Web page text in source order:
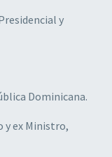
y
Dominicana.
y ex Ministro,